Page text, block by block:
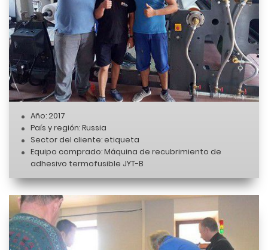
Año: 2017
País y región: Russia
Sector del cliente: etiqueta
Equipo comprado: Máquina de recubrimiento de
adhesivo termofusible JYT-B